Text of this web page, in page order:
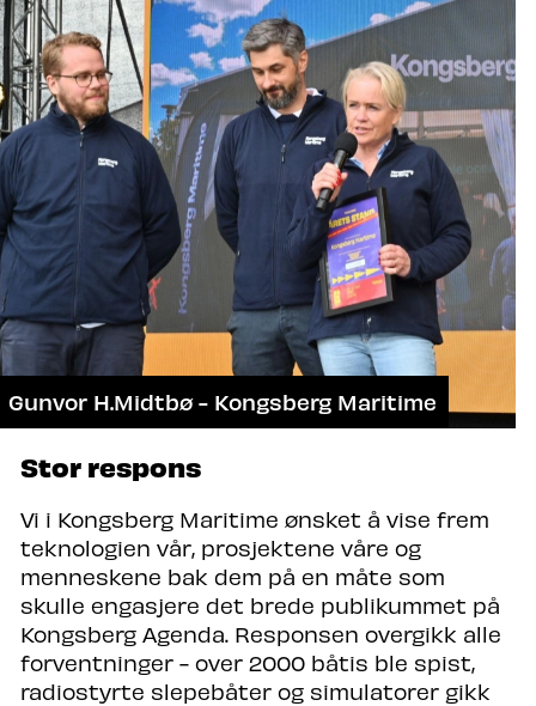
Gunvor H.Midtbø - Kongsberg Maritime
Stor respons
Vi i Kongsberg Maritime ønsket å vise frem
teknologien vår, prosjektene våre og
menneskene bak dem på en måte som
skulle engasjere det brede publikummet på
Kongsberg Agenda. Responsen overgikk alle
forventninger - over 2000 båtis ble spist,
radiostyrte slepebåter og simulatorer gikk